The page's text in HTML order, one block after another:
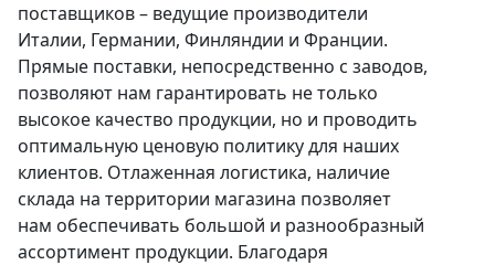
поставщиков – ведущие производители
Италии, Германии, Финляндии и Франции.
Прямые поставки, непосредственно с заводов,
позволяют нам гарантировать не только
высокое качество продукции, но и проводить
оптимальную ценовую политику для наших
клиентов. Отлаженная логистика, наличие
склада на территории магазина позволяет
нам обеспечивать большой и разнообразный
ассортимент продукции. Благодаря